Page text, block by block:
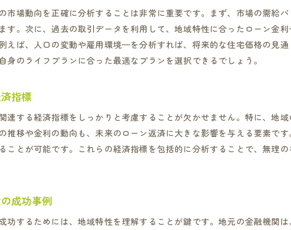
市場動向を正確に分析することは非常に重要です。まず、市場の需給
す。次に、過去の取引データを利用して、地域特性に合ったローン金利
ば、人口の変動や雇用環境—を分析すれば、将来的な住宅価格の見通
のライフプランに合った最適なプランを選択できるでしょう。
指標
連する経済指標をしっかりと考慮することが欠かせません。特に、地
推移や金利の動向も、未来のローン返済に大きな影響を与える要素で
ことが可能です。これらの経済指標を包括的に分析することで、無理
成功事例
功するためには、地域特性を理解することが鍵です。地元の金融機関